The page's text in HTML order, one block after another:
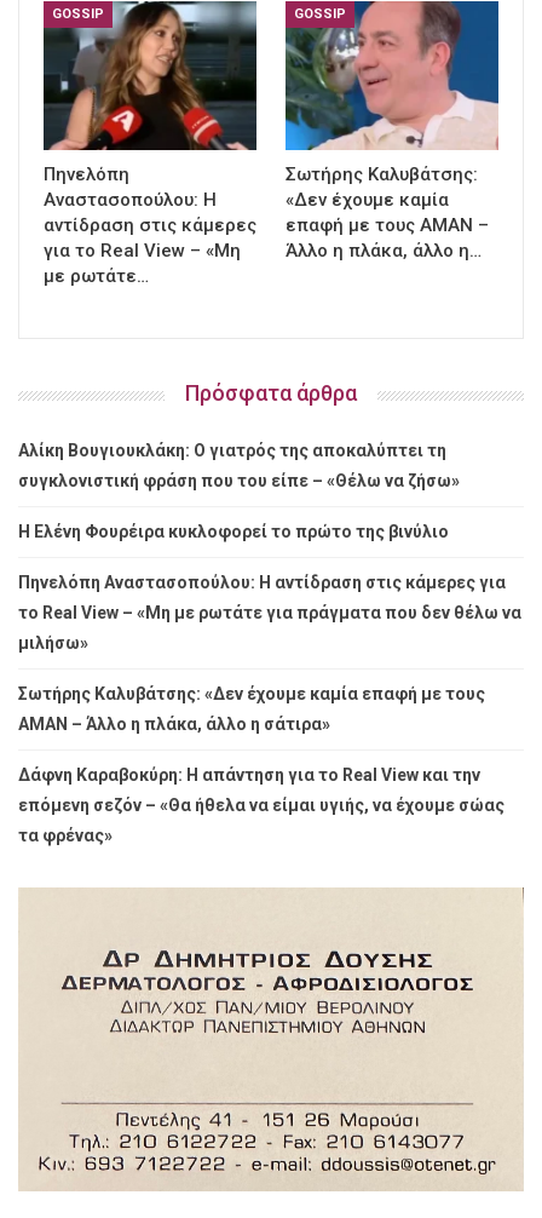
GOSSIP
Πηνελόπη
Αναστασοπούλου: Η
αντίδραση στις κάμερες
για το Real View – «Μη
με ρωτάτε…
GOSSIP
Σωτήρης Καλυβάτσης:
«Δεν έχουμε καμία
επαφή με τους ΑΜΑΝ –
Άλλο η πλάκα, άλλο η…
Πρόσφατα άρθρα
Αλίκη Βουγιουκλάκη: Ο γιατρός της αποκαλύπτει τη
συγκλονιστική φράση που του είπε – «Θέλω να ζήσω»
Η Ελένη Φουρέιρα κυκλοφορεί το πρώτο της βινύλιο
Πηνελόπη Αναστασοπούλου: Η αντίδραση στις κάμερες για
το Real View – «Μη με ρωτάτε για πράγματα που δεν θέλω να
μιλήσω»
Σωτήρης Καλυβάτσης: «Δεν έχουμε καμία επαφή με τους
ΑΜΑΝ – Άλλο η πλάκα, άλλο η σάτιρα»
Δάφνη Καραβοκύρη: Η απάντηση για το Real View και την
επόμενη σεζόν – «Θα ήθελα να είμαι υγιής, να έχουμε σώας
τα φρένας»